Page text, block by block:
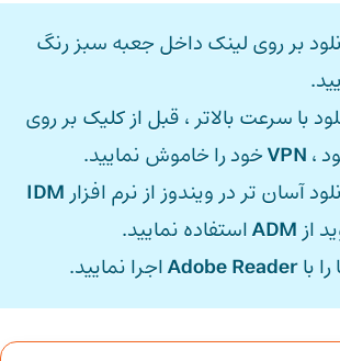
بر روی لینک داخل جعبه سبز رنگ
با سرعت بالاتر ، قبل از کلیک بر روی
، VPNخود را خاموش نمایید.
آسان تر در ویندوز از نرم افزار IDM
از ADMاستفاده نمایید.
باAdobe Readerاجرا نمایید.